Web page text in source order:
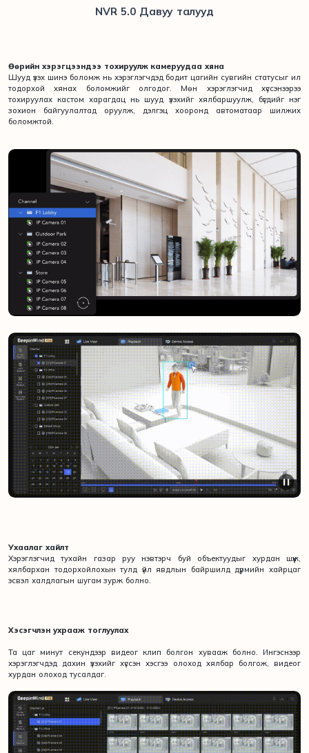
NVR 5.0 Давуу талууд
Өөрийн хэрэгцээндээ тохируулж камеруудаа хяна
Шууд үзэх шинэ боломж нь хэрэглэгчдэд бодит цагийн сувгийн статусыг илүү
тодорхой хянах боломжийг олгодог. Мөн хэрэглэгчид хүссэнээрээ
тохируулах кастом харагдац нь шууд үзэхийг хялбаршуулж, бүгдийг нэг
зохион байгуулалтад оруулж, дэлгэц хооронд автоматаар шилжих
боломжтой.
Ухаалаг хайлт
Хэрэглэгчид тухайн газар руу нэвтэрч буй объектуудыг хурдан шүүж,
хялбархан тодорхойлохын тулд үйл явдлын байршилд дүрмийн хайрцаг
эсвэл халдлагын шугам зурж болно.
Хэсэгчлэн ухрааж тоглуулах
Та цаг минут секундээр видеог клип болгон хувааж болно. Ингэснээр
хэрэглэгчдэд дахин үзэхийг хүссэн хэсгээ олоход хялбар болгож, видеог
хурдан олоход тусалдаг.